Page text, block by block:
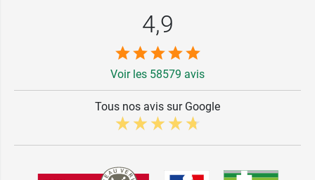
4,9
Voir les 58579 avis
Tous nos avis sur Google